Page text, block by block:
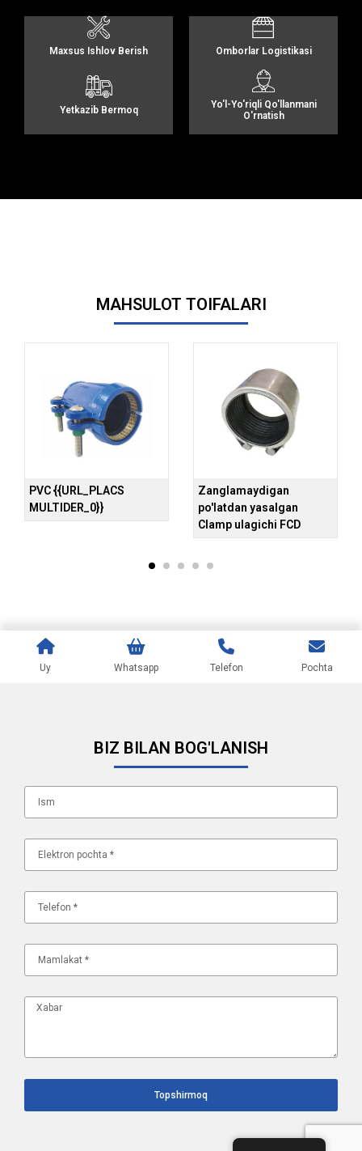
Maxsus Ishlov Berish Omborlar Logistikasi
Yetkazib Bermoq
Yo'l-Yo'riqli Qo'llanmani
O'rnatish
MAHSULOT TOIFALARI
PVC {{URL_PLACS
MULTIDER_0}}
Zanglamaydigan
po'latdan yasalgan
Clamp ulagichi FCD
Uy Whatsapp Telefon Pochta
BIZ BILAN BOG'LANISH
Topshirmoq